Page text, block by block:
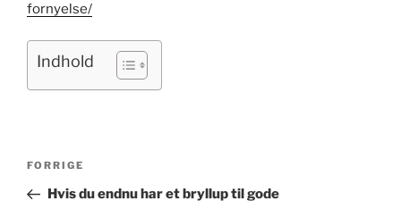
fornyelse/
Indhold
Indlægsnavigation
Forrige
indlæg
FORRIGE
Hvis du endnu har et bryllup til gode